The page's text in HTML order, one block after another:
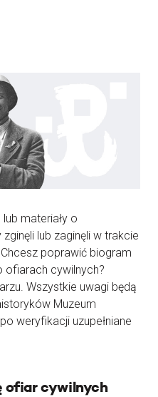
materiały o
lub zaginęli w trakcie
poprawić biogram
ofiarach cywilnych?
Wszystkie uwagi będą
Muzeum
weryfikacji uzupełniane
ofiar cywilnych